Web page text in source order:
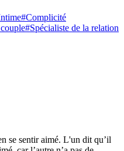
#Complicité
#Spécialiste de la relation
se sentir aimé. L'un dit qu’il